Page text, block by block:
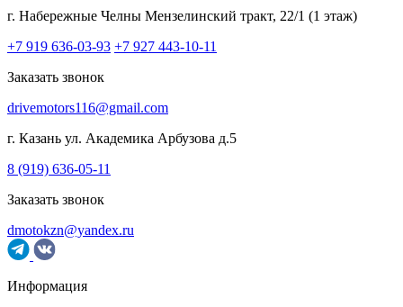
г. Набережные Челны Мензелинский тракт, 22/1 (1 этаж)
+7 919 636-03-93 +7 927 443-10-11
Заказать звонок
drivemotors116@gmail.com
г. Казань ул. Академика Арбузова д.5
8 (919) 636-05-11
Заказать звонок
dmotokzn@yandex.ru
Информация